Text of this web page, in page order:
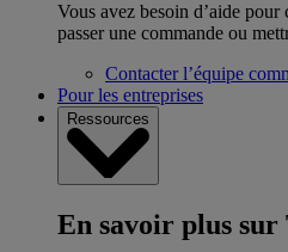
Vous avez besoin d’aide
passer une commande ou
Contacter l’équipe
Pour les entreprises
Ressources
En savoir plus sur